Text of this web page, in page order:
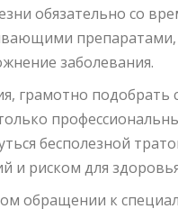
обязательно со
препаратами,
заболевания.
грамотно подобрать
бесполезной
и риском для
обращении к
ФГДС с
₽. Анализы в
Стоимость
экономия 7460₽.